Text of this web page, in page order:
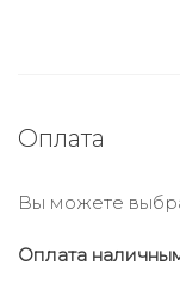
Оплата
Вы можете
Оплата